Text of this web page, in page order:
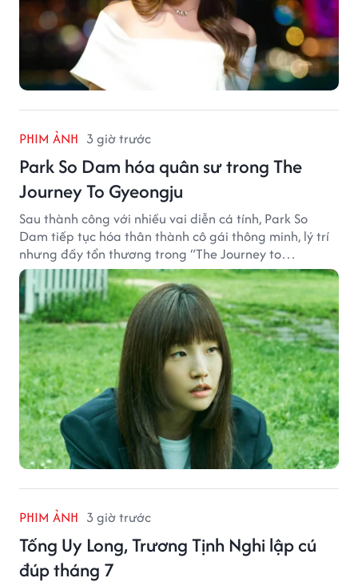
PHIM ẢNH 3 giờ trước
Park So Dam hóa quân sư trong The
Journey To Gyeongju
Sau thành công với nhiều vai diễn cá tính, Park So
Dam tiếp tục hóa thân thành cô gái thông minh, lý trí
nhưng đầy tổn thương trong “The Journey to
Gyeongju”.
PHIM ẢNH 3 giờ trước
Tống Uy Long, Trương Tịnh Nghi lập cú
đúp tháng 7